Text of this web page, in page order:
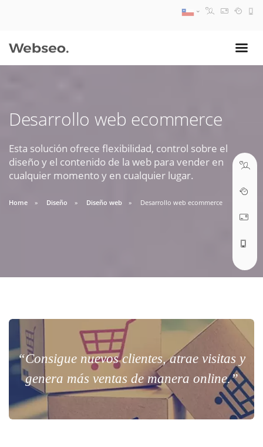
Desarrollo web ecommerce
Esta solución ofrece flexibilidad, control sobre el
diseño y el contenido de la web para vender en
cualquier momento y en cualquier lugar.
Home Diseño Diseño web Desarrollo web ecommerce
“Consigue nuevos clientes, atrae visitas y
genera más ventas de manera online.”
09:30 AM A 18:30 PM
soporte@webseo.cl
ABRIR TICKET